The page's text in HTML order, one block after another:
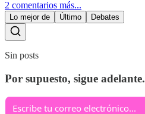
2 comentarios más...
Lo mejor de Último Debates
Sin posts
Por supuesto, sigue adelante.